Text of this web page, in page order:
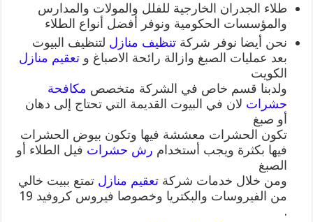
طلاء الجدران الخارجية للفلل والمولات والمدارس
والمؤسسات الحكومية ونوفر أفضل أنواع الطلاء
نحن أيضا نوفر شركةتنظيف منازل لتنظيف البيوت
بعد عمليات الصبغ وازالة رائحة الاصباغ وتعقيم منازل
الكويت
ولدبنا قسم خاص في الشركة متخصص مكافحة
حشرات لان في البيوت القديمة التي تحتاج إلى دهان
أو صبغ
تكون الحشرات معششة فيها وتكون بيوض الحشرات
فيها بكثرة ويجب أستخدام رش حشرات فيل الطلاء أو
الصبغ
ومن خلال خدمات شركةتعقيم منازل تمتع ببيت خالي
من الفيروسات والبكتريا وخصوصا فيروس كروفيد 19
.